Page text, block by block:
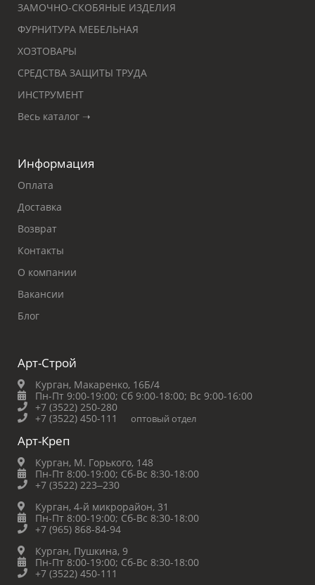
ЗАМОЧНО-СКОБЯНЫЕ ИЗДЕЛИЯ
ФУРНИТУРА МЕБЕЛЬНАЯ
ХОЗТОВАРЫ
СРЕДСТВА ЗАЩИТЫ ТРУДА
ИНСТРУМЕНТ
Весь каталог ➝
Информация
Оплата
Доставка
Возврат
Контакты
О компании
Вакансии
Блог
Арт-Строй
Курган, Макаренко, 16Б/4
Пн-Пт 9:00-19:00; Сб 9:00-18:00; Вс 9:00-16:00
+7 (3522) 250-280
+7 (3522) 450-111
оптовый отдел
Арт-Креп
Курган, М. Горького, 148
Пн-Пт 8:00-19:00; Сб-Вс 8:30-18:00
+7 (3522) 223‒230
Курган, 4-й микрорайон, 31
Пн-Пт 8:00-19:00; Сб-Вс 8:30-18:00
+7 (965) 868-84-94
Курган, Пушкина, 9
Пн-Пт 8:00-19:00; Сб-Вс 8:30-18:00
+7 (3522) 450-111